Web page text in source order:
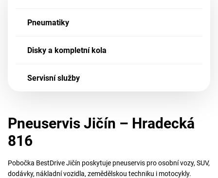
Pneumatiky
Disky a kompletní kola
Servisní služby
Pneuservis Jičín – Hradecká
816
Pobočka BestDrive Jičín poskytuje pneuservis pro osobní vozy, SUV,
dodávky, nákladní vozidla, zemědělskou techniku i motocykly.